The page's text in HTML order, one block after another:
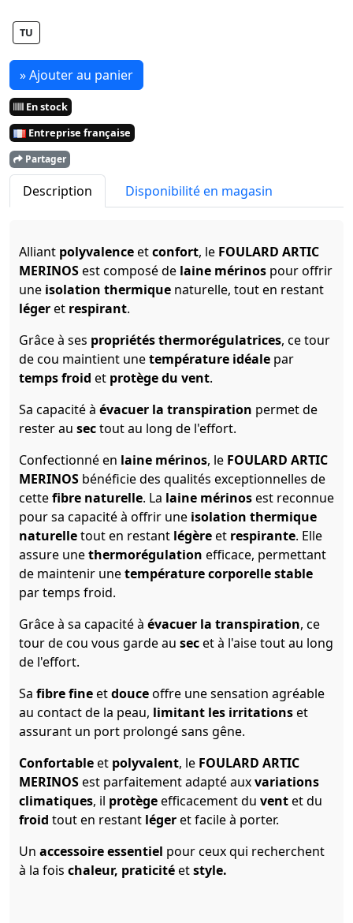
TU
» Ajouter au panier
En stock
Entreprise française
Partager
Description Disponibilité en magasin
Alliant polyvalenceetconfort, le FOULARD ARTIC
MERINOSest composé de laine mérinos pour offrir
une isolation thermique naturelle, tout en restant
légeret respirant.
Grâce à ses propriétés thermorégulatrices, ce tour
de cou maintient unetempérature idéale par
temps froid et protège du vent.
Sa capacité à évacuer la transpiration permet de
rester au sectout au long de l'effort.
Confectionné en laine mérinos, le FOULARD ARTIC
MERINOS bénéficie des qualités exceptionnelles de
cettefibre naturelle. La laine mérinosest reconnue
pour sa capacité à offrir une isolation thermique
naturelletout en restant légèreet respirante. Elle
assure unethermorégulation efficace, permettant
de maintenir unetempérature corporelle stable
par temps froid.
Grâce à sa capacité à évacuer la transpiration, ce
tour de cou vous garde au secet à l'aise tout au long
de l'effort.
Sa fibre fineetdouceoffre une sensation agréable
au contact de la peau, limitant les irritationset
assurant un port prolongé sans gêne.
Confortableet polyvalent, le FOULARD ARTIC
MERINOSest parfaitement adapté auxvariations
climatiques, il protègeefficacement du ventet du
froid tout en restant légeret facile à porter.
Un accessoire essentiel pour ceux qui recherchent
à la fois chaleur, praticitéetstyle.